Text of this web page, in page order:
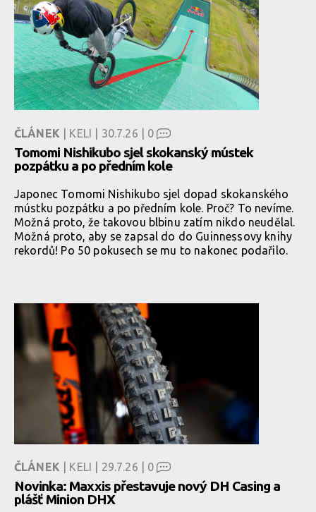
ČLÁNEK | KELI | 30.7.26 | 0
Tomomi Nishikubo sjel skokanský mústek
pozpátku a po předním kole
Japonec Tomomi Nishikubo sjel dopad skokanského
mústku pozpátku a po předním kole. Proč? To nevíme.
Možná proto, že takovou blbinu zatím nikdo neudělal.
Možná proto, aby se zapsal do do Guinnessovy knihy
rekordů! Po 50 pokusech se mu to nakonec podařilo.
ČLÁNEK | KELI | 29.7.26 | 0
Novinka: Maxxis přestavuje nový DH Casing a
plášť Minion DHX